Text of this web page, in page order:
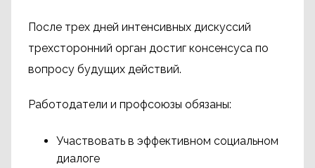
После трех дней интенсивных дискуссий
трехсторонний орган достиг консенсуса по
вопросу будущих действий.
Работодатели и профсоюзы обязаны:
Участвовать в эффективном социальном
диалоге